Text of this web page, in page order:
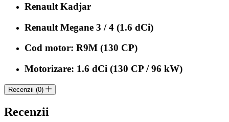
Renault Kadjar
Renault Megane 3 / 4 (1.6 dCi)
Cod motor: R9M (130 CP)
Motorizare: 1.6 dCi (130 CP / 96 kW)
Recenzii (0)
Recenzii